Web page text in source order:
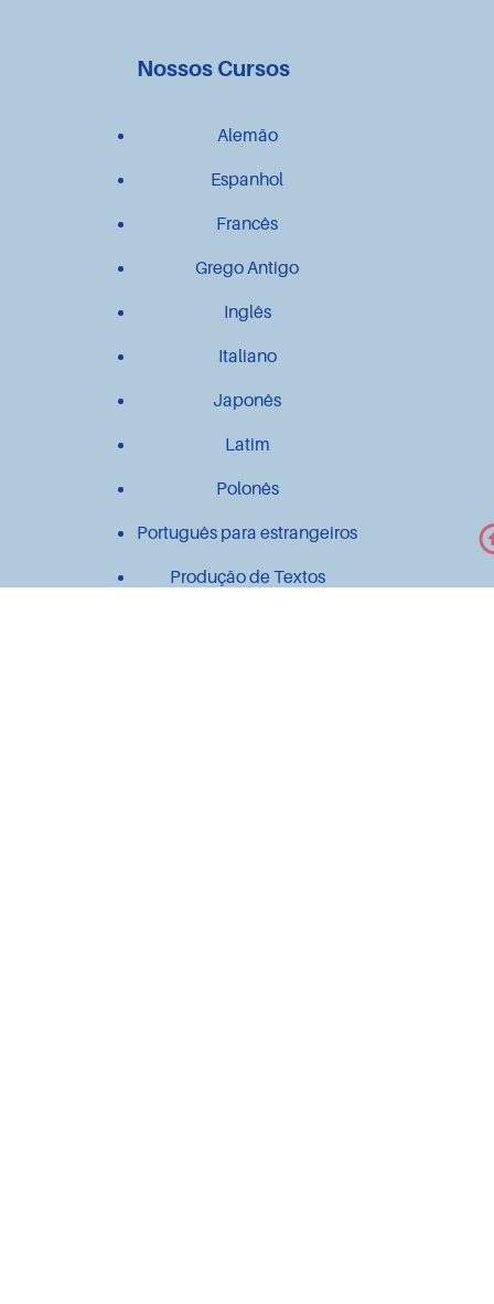
Nossos Cursos
Alemão
Espanhol
Francês
Grego Antigo
Inglês
Italiano
Japonês
Latim
Polonês
Português para estrangeiros
Produção de Textos